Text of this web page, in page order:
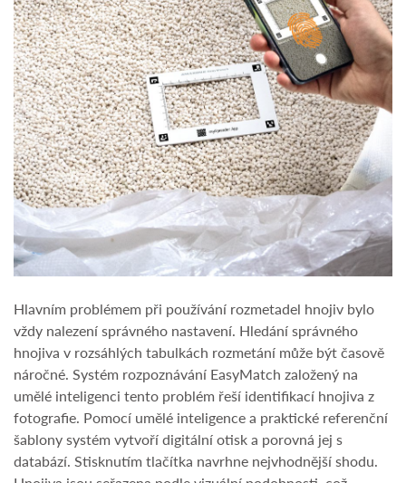
Hlavním problémem při používání rozmetadel hnojiv bylo
vždy nalezení správného nastavení. Hledání správného
hnojiva v rozsáhlých tabulkách rozmetání může být časově
náročné. Systém rozpoznávání EasyMatch založený na
umělé inteligenci tento problém řeší identifikací hnojiva z
fotografie. Pomocí umělé inteligence a praktické referenční
šablony systém vytvoří digitální otisk a porovná jej s
databází. Stisknutím tlačítka navrhne nejvhodnější shodu.